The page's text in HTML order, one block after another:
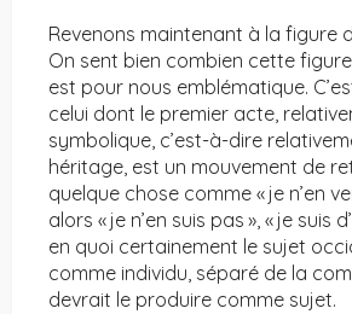
Revenons maintenant à la figure
On sent bien combien cette
est pour nous emblématique.
celui dont le premier acte,
symbolique, c’est-à-dire
héritage, est un mouvement de
quelque chose comme « je n’en
alors « je n’en suis pas », « je suis
en quoi certainement le sujet
comme individu, séparé de la
devrait le produire comme sujet.